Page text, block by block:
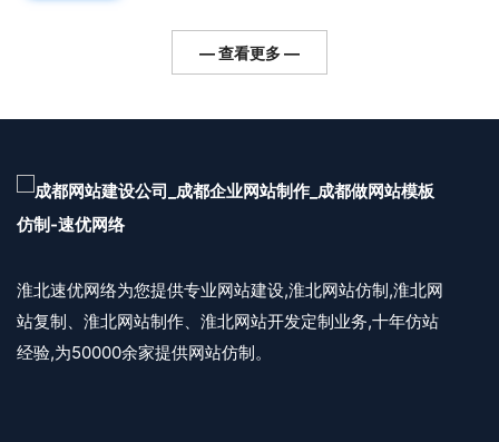
助更...
— 查看更多 —
淮北速优网络为您提供专业网站建设,淮北网站仿制,淮北网
站复制、淮北网站制作、淮北网站开发定制业务,十年仿站
经验,为50000余家提供网站仿制。